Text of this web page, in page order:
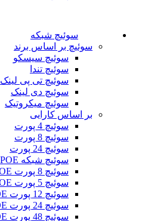
سوئیچ شبکه
سوئیچ بر اساس برند
سوئیچ سیسکو
سوئیچ تندا
سوئیچ تی پی لینک
سوئیچ دی لینک
سوئیچ میکروتیک
بر اساس کارایی
سوئیچ 4 پورت
سوئیچ 8 پورت
سوئیچ 24 پورت
سوئیچ شبکه POE
سوئیچ 8 پورت POE
سوئیچ 5 پورت POE
سوئیچ 12 پورت POE
سوئیچ 24 پورت POE
سوئیچ 48 پورت POE